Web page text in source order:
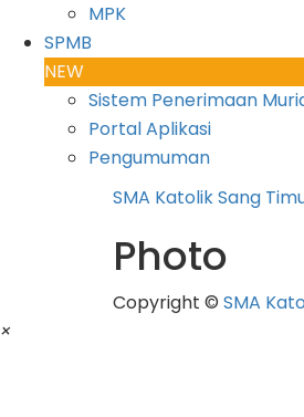
MPK
SPMB
NEW
Sistem Penerimaan
Portal Aplikasi
Pengumuman
SMA Katolik Sang
Photo
Copyright © SMA
×